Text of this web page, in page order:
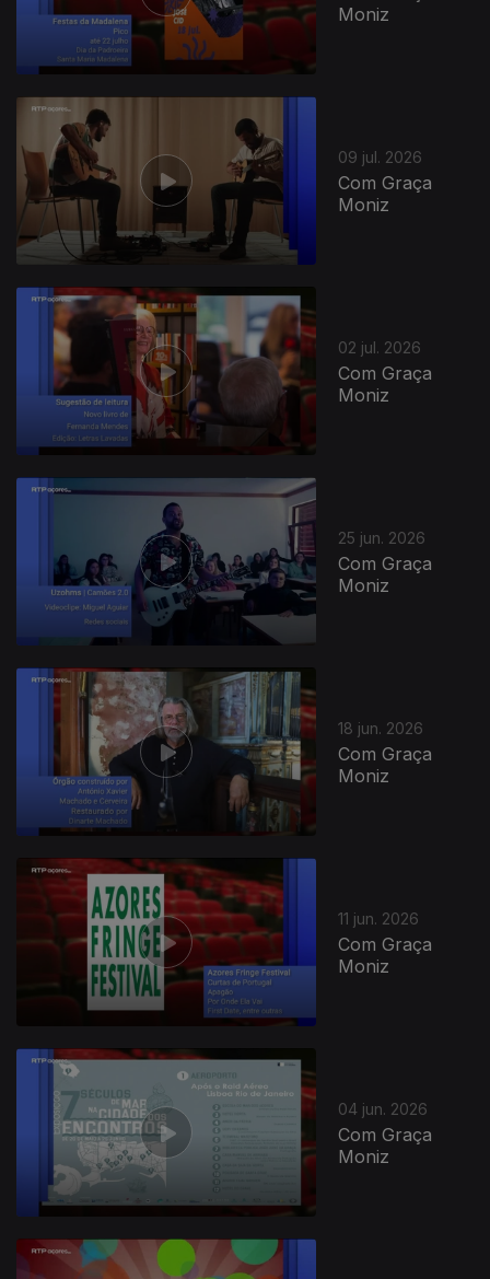
Moniz
09 jul. 2026
Com Graça
Moniz
02 jul. 2026
Com Graça
Moniz
25 jun. 2026
Com Graça
Moniz
18 jun. 2026
Com Graça
Moniz
11 jun. 2026
Com Graça
Moniz
04 jun. 2026
Com Graça
Moniz